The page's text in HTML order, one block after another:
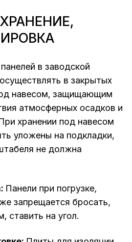
в заводской
в закрытых
навесом, защищающим
атмосферных осадков и
хранении под навесом
уложены на подкладки,
не должна
Панели при погрузке,
запрещается бросать,
ставить на угол.